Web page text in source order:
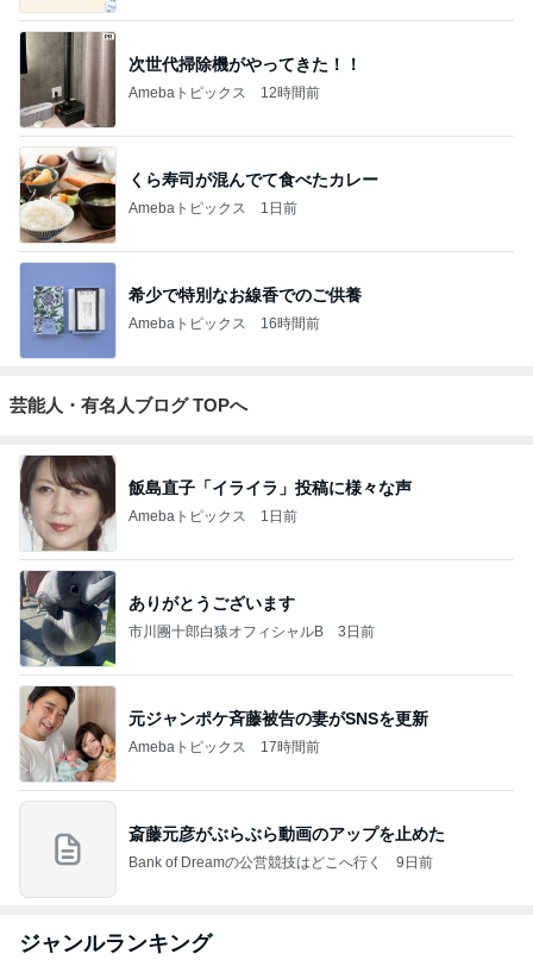
次世代掃除機がやってきた！！
Amebaトピックス 12時間前
くら寿司が混んでて食べたカレー
Amebaトピックス 1日前
希少で特別なお線香でのご供養
Amebaトピックス 16時間前
芸能人・有名人ブログ TOPへ
飯島直子「イライラ」投稿に様々な声
Amebaトピックス 1日前
ありがとうございます
市川團十郎白猿オフィシャルB 3日前
元ジャンポケ斉藤被告の妻がSNSを更新
Amebaトピックス 17時間前
斎藤元彦がぶらぶら動画のアップを止めた
Bank of Dreamの公営競技はどこへ行く 9日前
ジャンルランキング